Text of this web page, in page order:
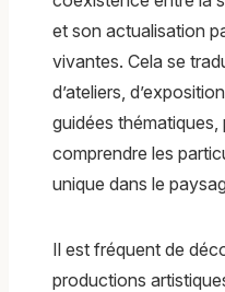
et son actualisation
vivantes. Cela se
d’ateliers,
guidées
comprendre les
unique dans le
Il est fréquent de
productions